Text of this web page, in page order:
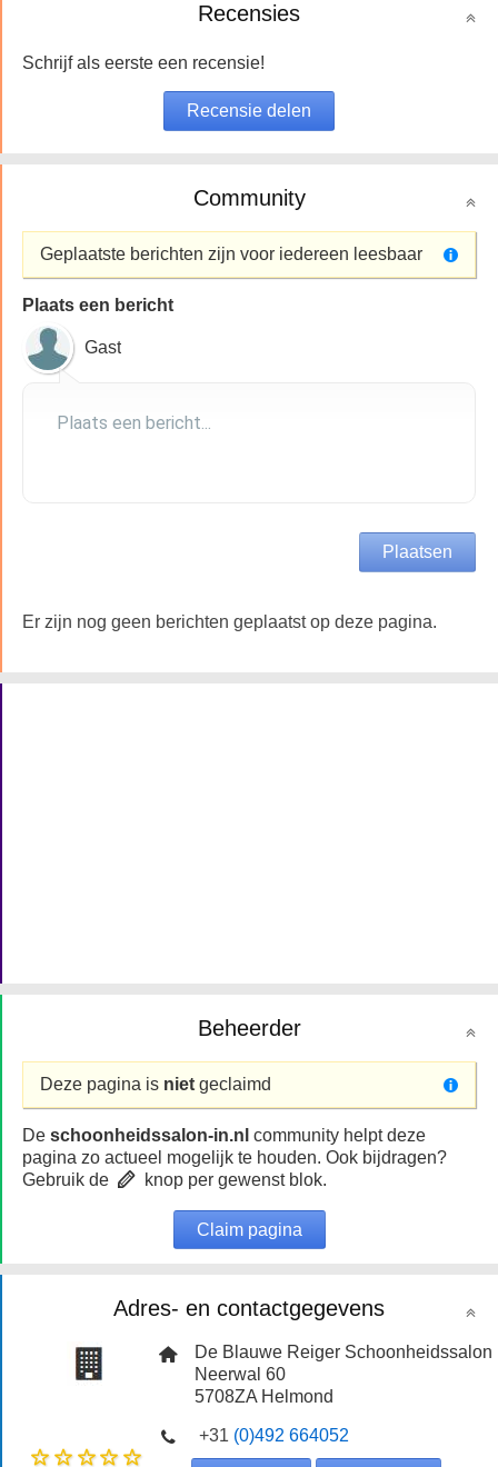
Recensies
Schrijf als eerste een recensie!
Community
Geplaatste berichten zijn voor iedereen leesbaar
Plaats een bericht
Gast
Er zijn nog geen berichten geplaatst op deze pagina.
Beheerder
Deze pagina is niet geclaimd
De schoonheidssalon-in.nl community helpt deze
pagina zo actueel mogelijk te houden. Ook bijdragen?
Gebruik de
knop per gewenst blok.
Claim pagina
Adres- en contactgegevens
De Blauwe Reiger Schoonheidssalon
Neerwal 60
5708ZA Helmond
+31 (0)492 664052